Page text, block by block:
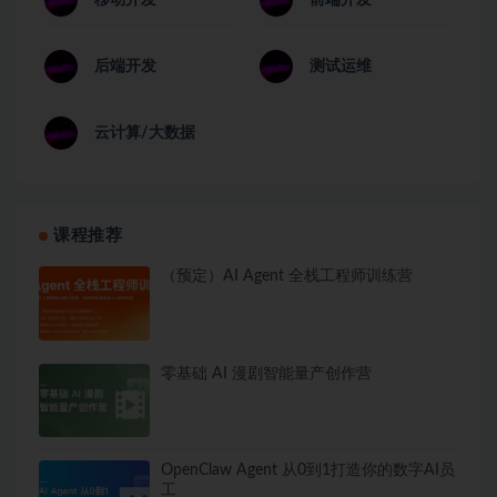
后端开发 测试运维
云计算/大数据
课程推荐
（预定）AI Agent 全栈工程师训练营
零基础 AI 漫剧智能量产创作营
OpenClaw Agent 从0到1打造你的数字AI员
工